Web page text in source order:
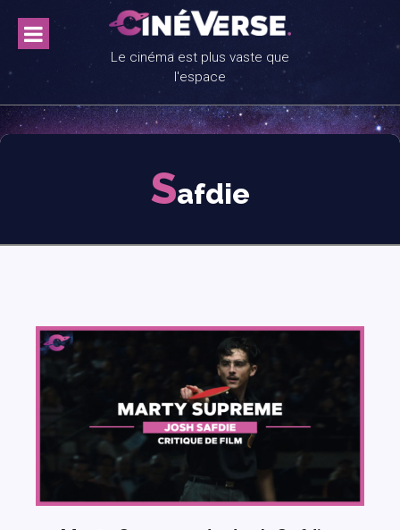
content
Le cinéma est plus vaste que
l'espace
Safdie